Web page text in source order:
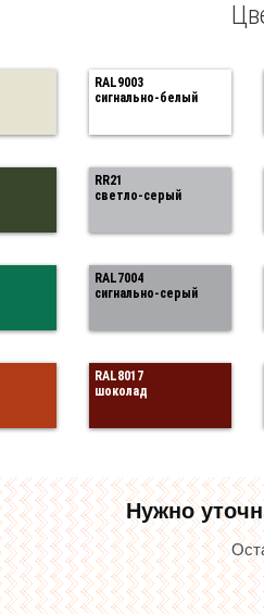
RAL9003
сигнально-белый
RR21
светло-серый
RAL7004
сигнально-серый
RAL8017
шоколад
Нужно